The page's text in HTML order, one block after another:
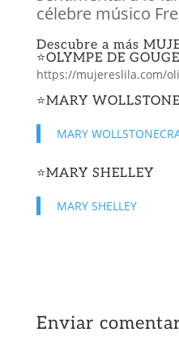
célebre músico
Descubre a más
⭐️OLYMPE DE
https://mujereslila.com/
⭐️MARY
MARY
⭐️MARY SHELLEY
MARY SHELLEY
Enviar